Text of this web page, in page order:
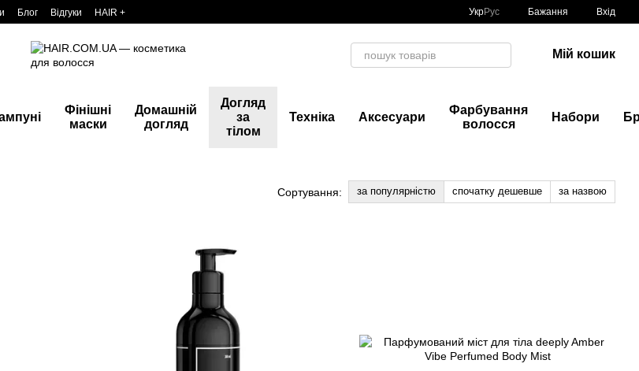
Блог Відгуки HAIR + УкрРус Бажання Вхід
Мій кошик
Фінішні
маски
Домашній
догляд
Догляд
за
тілом
Техніка Аксесуари
Фарбування
волосся
Набори
Сортування: за популярністю спочатку дешевше за назвою